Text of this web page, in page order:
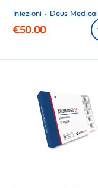
Iniezioni Deus Medical
€50.00